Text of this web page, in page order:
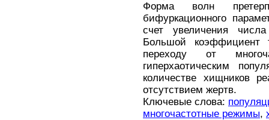
Форма волн
бифуркационного
счет увеличения
Большой коэффициент
переходу от
гиперхаотическим
количестве хищников
отсутствием жертв.
Ключевые слова:
многочастотные режимы,